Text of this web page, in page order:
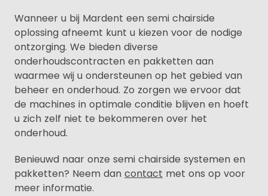
Wanneer u bij Mardent een semi chairside
oplossing afneemt kunt u kiezen voor de nodige
ontzorging. We bieden diverse
onderhoudscontracten en pakketten aan
waarmee wij u ondersteunen op het gebied van
beheer en onderhoud. Zo zorgen we ervoor dat
de machines in optimale conditie blijven en hoeft
u zich zelf niet te bekommeren over het
onderhoud.
Benieuwd naar onze semi chairside systemen en
pakketten? Neem dan contact met ons op voor
meer informatie.